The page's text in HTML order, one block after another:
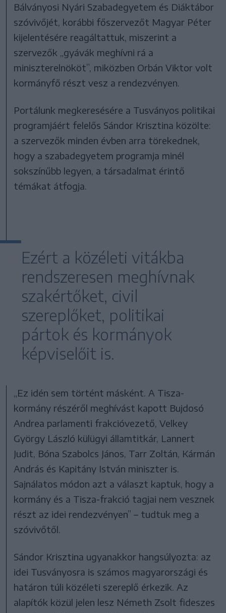
Bálványosi Nyári Szabadegyetem és Diáktábor
szóvivőjét, korábbi főszervezőt Magyar Péter
kijelentésére reagáltattuk, miszerint a
szervezők „gyávák meghívni rá a
miniszterelnököt”, miközben Orbán Viktor volt
kormányfő részt vesz a rendezvényen.
Portálunk megkeresésére a Tusványos politikai
programjáért felelős Sándor Krisztina közölte:
a szervezők minden évben arra törekednek,
hogy a szabadegyetem programja minél
sokszínűbb legyen, a társadalmat érintő
témákat átfogja.
Ezért a közéleti vitákba
rendszeresen meghívnak
szakértőket, civil
szereplőket, politikai
pártok és kormányok
képviselőit is.
„Ez idén sem történt másként. A Tisza-
kormány részéről meghívást kapott Bujdosó
Andrea parlamenti frakcióvezető, Velkey
György László külügyi államtitkár, Lannert
Judit, Bóna Szabolcs János, Tarr Zoltán, Kármán
András és Kapitány István miniszter is.
Sajnálatos módon azt a választ kaptuk, hogy a
kormány és a Tisza-frakció tagjai nem vesznek
részt az idei rendezvényen” – tudtuk meg a
szóvivőtől.
Sándor Krisztina ugyanakkor hangsúlyozta: az
idei Tusványosra is számos magyarországi és
határon túli közéleti szereplő érkezik. Az
alapítók közül jelen lesz Németh Zsolt fideszes